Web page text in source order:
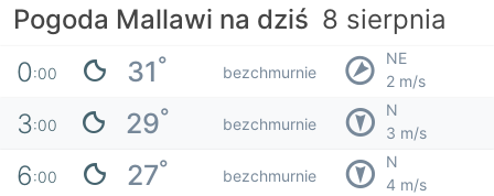
Pogoda Mallawi na dziś 8 sierpnia
0:00 31° bezchmurnie
NE
2 m/s
3:00 29° bezchmurnie
N
3 m/s
6:00 27° bezchmurnie
N
4 m/s